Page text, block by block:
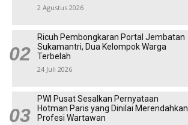
2 Agustus 2026
Ricuh Pembongkaran Portal Jembatan
Sukamantri, Dua Kelompok Warga
Terbelah
24 Juli 2026
PWI Pusat Sesalkan Pernyataan
Hotman Paris yang Dinilai Merendahkan
Profesi Wartawan